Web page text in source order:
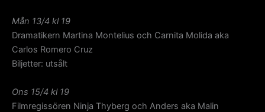
Mån 13/4 kl 19
Dramatikern Martina Montelius och Carnita Molida aka
Carlos Romero Cruz
Biljetter: utsålt
Ons 15/4 kl 19
Filmregissören Ninja Thyberg och Anders aka Malin